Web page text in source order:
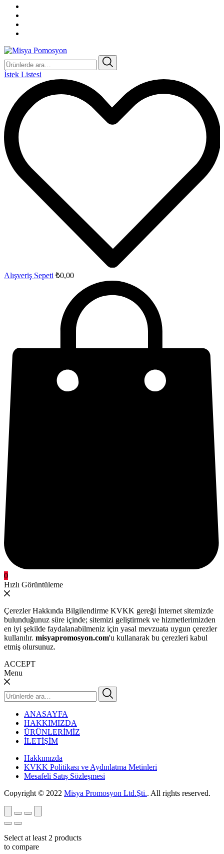
Ara:
İstek Listesi
Alışveriş Sepeti ₺0,00
0
Hızlı Görüntüleme
Çerezler Hakkında Bilgilendirme KVKK gereği İnternet sitemizde
bulunduğunuz süre içinde; sitemizi geliştirmek ve hizmetlerimizden
en iyi şekilde faydalanabilmeniz için yasal mevzuata uygun çerezler
kullanılır. misyapromosyon.com'u kullanarak bu çerezleri kabul
etmiş olursunuz.
ACCEPT
Menu
Ara:
ANASAYFA
HAKKIMIZDA
ÜRÜNLERİMİZ
İLETİŞİM
Hakkımızda
KVKK Politikası ve Aydınlatma Metinleri
Mesafeli Satış Sözleşmesi
Copyright © 2022 Misya Promosyon Ltd.Şti.. All rights reserved.
Select at least 2 products
to compare